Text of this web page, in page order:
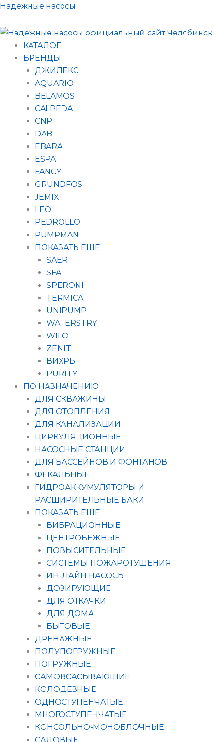
Перейти
содержимому
Надежные насосы
КАТАЛОГ
БРЕНДЫ
ДЖИЛЕКС
AQUARIO
BELAMOS
CALPEDA
CNP
DAB
EBARA
ESPA
FANCY
GRUNDFOS
JEMIX
LEO
PEDROLLO
PUMPMAN
ПОКАЗАТЬ ЕЩЁ
SAER
SFA
SPERONI
TERMICA
UNIPUMP
WATERSTRY
WILO
ZENIT
ВИХРЬ
PURITY
ПО НАЗНАЧЕНИЮ
ДЛЯ СКВАЖИНЫ
ДЛЯ ОТОПЛЕНИЯ
ДЛЯ КАНАЛИЗАЦИИ
ЦИРКУЛЯЦИОННЫЕ
НАСОСНЫЕ СТАНЦИИ
ДЛЯ БАССЕЙНОВ И ФОНТАНОВ
ФЕКАЛЬНЫЕ
ГИДРОАККУМУЛЯТОРЫ И
РАСШИРИТЕЛЬНЫЕ БАКИ
ПОКАЗАТЬ ЕЩЁ
ВИБРАЦИОННЫЕ
ЦЕНТРОБЕЖНЫЕ
ПОВЫСИТЕЛЬНЫЕ
СИСТЕМЫ ПОЖАРОТУШЕНИЯ
ИН-ЛАЙН НАСОСЫ
ДОЗИРУЮЩИЕ
ДЛЯ ОТКАЧКИ
ДЛЯ ДОМА
БЫТОВЫЕ
ДРЕНАЖНЫЕ
ПОЛУПОГРУЖНЫЕ
ПОГРУЖНЫЕ
САМОВСАСЫВАЮЩИЕ
КОЛОДЕЗНЫЕ
ОДНОСТУПЕНЧАТЫЕ
МНОГОСТУПЕНЧАТЫЕ
КОНСОЛЬНО-МОНОБЛОЧНЫЕ
САДОВЫЕ
Поиск